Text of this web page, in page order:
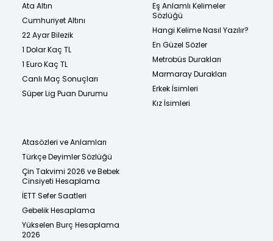
Ata Altın
Cumhuriyet Altını
22 Ayar Bilezik
1 Dolar Kaç TL
1 Euro Kaç TL
Canlı Maç Sonuçları
Süper Lig Puan Durumu
Eş Anlamlı Kelimeler
Sözlüğü
Hangi Kelime Nasıl Yazılır?
En Güzel Sözler
Metrobüs Durakları
Marmaray Durakları
Erkek İsimleri
Kız İsimleri
Atasözleri ve Anlamları
Türkçe Deyimler Sözlüğü
Çin Takvimi 2026 ve Bebek
Cinsiyeti Hesaplama
İETT Sefer Saatleri
Gebelik Hesaplama
Yükselen Burç Hesaplama
2026